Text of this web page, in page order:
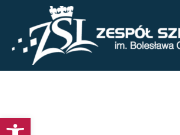
Otwórz pasek narzędzi